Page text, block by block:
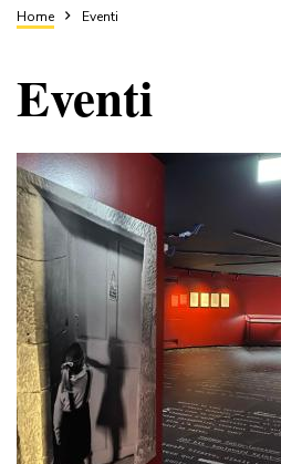
Briciole
di
pane
Home Eventi
Eventi